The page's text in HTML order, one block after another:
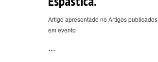
Artigo apresentado no Artigos publicados
em evento
...